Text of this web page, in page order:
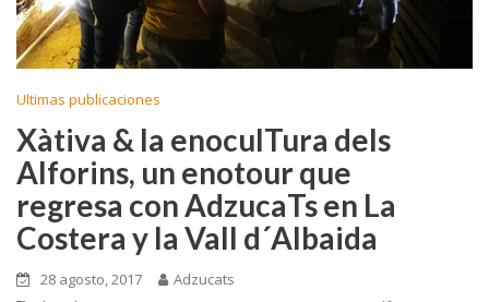
Ultimas publicaciones
Xàtiva & la enoculTura dels
Alforins, un enotour que
regresa con AdzucaTs en La
Costera y la Vall d´Albaida
28 agosto, 2017
Adzucats